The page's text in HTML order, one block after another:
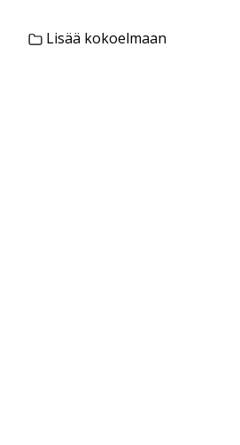
Lisää kokoelmaan